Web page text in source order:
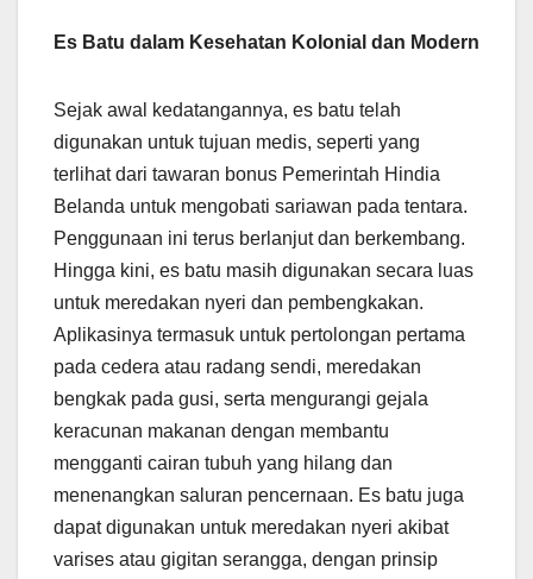
Es Batu dalam Kesehatan Kolonial dan Modern
Sejak awal kedatangannya, es batu telah
digunakan untuk tujuan medis, seperti yang
terlihat dari tawaran bonus Pemerintah Hindia
Belanda untuk mengobati sariawan pada tentara.
Penggunaan ini terus berlanjut dan berkembang.
Hingga kini, es batu masih digunakan secara luas
untuk meredakan nyeri dan pembengkakan.
Aplikasinya termasuk untuk pertolongan pertama
pada cedera atau radang sendi, meredakan
bengkak pada gusi, serta mengurangi gejala
keracunan makanan dengan membantu
mengganti cairan tubuh yang hilang dan
menenangkan saluran pencernaan. Es batu juga
dapat digunakan untuk meredakan nyeri akibat
varises atau gigitan serangga, dengan prinsip